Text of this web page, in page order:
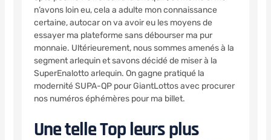
n’avons loin eu, cela a adulte mon connaissance
certaine, autocar on va avoir eu les moyens de
essayer ma plateforme sans débourser ma pur
monnaie. Ultérieurement, nous sommes amenés à la
segment arlequin et savons décidé de miser à la
SuperEnalotto arlequin. On gagne pratiqué la
modernité SUPA-QP pour GiantLottos avec procurer
nos numéros éphémères pour ma billet.
Une telle Top leurs plus